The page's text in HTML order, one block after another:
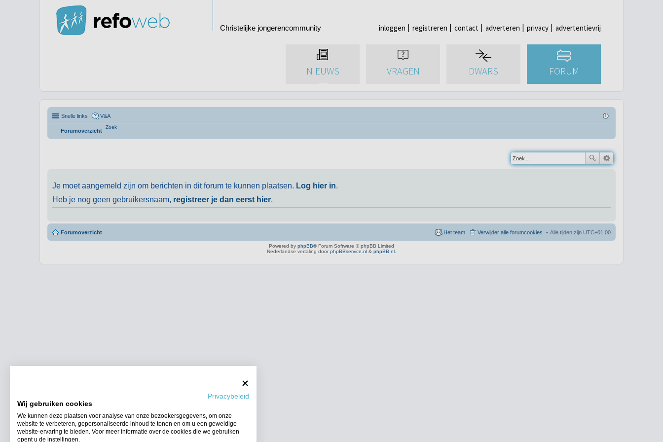
Christelijke jongerencommunity inloggen registreren contact adverteren privacy advertentievrij
NIEUWS VRAGEN DWARS FORUM
Snelle links V&A
Forumoverzicht
Zoek
Je moet aangemeld zijn om berichten in dit forum te kunnen plaatsen. Log hier in.
Heb je nog geen gebruikersnaam, registreer je dan eerst hier.
Forumoverzicht Alle tijden zijn UTC+01:00
Verwijder alle forumcookies
Het team
Powered by phpBB® Forum Software © phpBB Limited
Nederlandse vertaling door phpBBservice.nl & phpBB.nl
Privacybeleid
Wij gebruiken cookies
We kunnen deze plaatsen voor analyse van onze bezoekersgegevens, om onze
website te verbeteren, gepersonaliseerde inhoud te tonen en om u een geweldige
website-ervaring te bieden. Voor meer informatie over de cookies die we gebruiken
opent u de instellingen.